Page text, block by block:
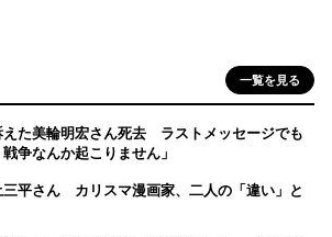
一覧を見る
えた美輪明宏さん死去 ラストメッセージでも
争なんか起こりません」
三平さん カリスマ漫画家、二人の「違い」と